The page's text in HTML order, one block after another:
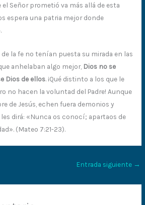
el Señor prometió va más allá de esta
espera una patria mejor donde
la fe no tenían puesta su mirada en las
anhelaban algo mejor, Dios no se
Dios de ellos. ¡Qué distinto a los que le
no hacen la voluntad del Padre! Aunque
de Jesús, echen fuera demonios y
les dirá: «Nunca os conocí; apartaos de
(Mateo 7:21-23).
Entrada siguiente →